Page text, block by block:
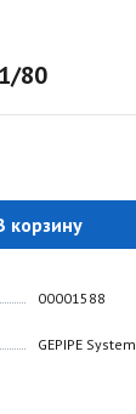
80
корзину
00001588
GEPIPE System